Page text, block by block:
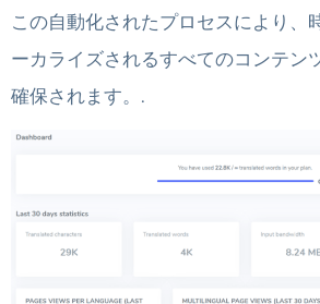
この自動化されたプロセスにより、
ーカライズされるすべてのコンテン
確保されます。.